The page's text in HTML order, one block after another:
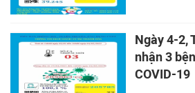
Ngày 4-2,
nhận 3
COVID-19